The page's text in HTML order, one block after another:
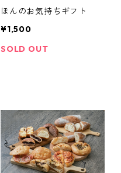
ほんのお気持ちギフト
¥1,500
SOLD OUT